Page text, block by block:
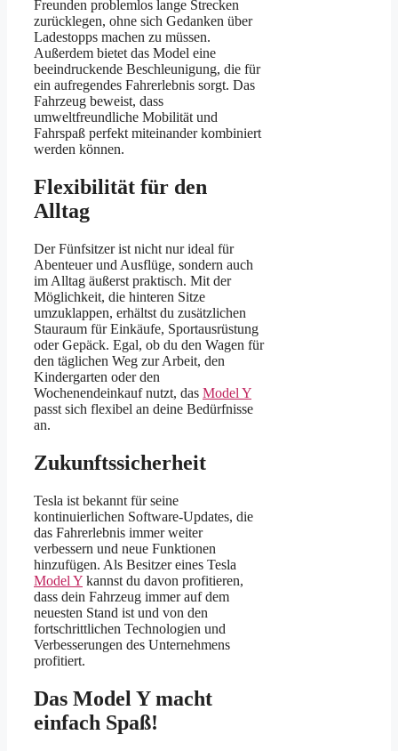
Freunden problemlos lange Strecken
zurücklegen, ohne sich Gedanken über
Ladestopps machen zu müssen.
Außerdem bietet das Model eine
beeindruckende Beschleunigung, die für
ein aufregendes Fahrerlebnis sorgt. Das
Fahrzeug beweist, dass
umweltfreundliche Mobilität und
Fahrspaß perfekt miteinander kombiniert
werden können.
Flexibilität für den
Alltag
Der Fünfsitzer ist nicht nur ideal für
Abenteuer und Ausflüge, sondern auch
im Alltag äußerst praktisch. Mit der
Möglichkeit, die hinteren Sitze
umzuklappen, erhältst du zusätzlichen
Stauraum für Einkäufe, Sportausrüstung
oder Gepäck. Egal, ob du den Wagen für
den täglichen Weg zur Arbeit, den
Kindergarten oder den
Wochenendeinkauf nutzt, das Model Y
passt sich flexibel an deine Bedürfnisse
an.
Zukunftssicherheit
Tesla ist bekannt für seine
kontinuierlichen Software-Updates, die
das Fahrerlebnis immer weiter
verbessern und neue Funktionen
hinzufügen. Als Besitzer eines Tesla
Model Y kannst du davon profitieren,
dass dein Fahrzeug immer auf dem
neuesten Stand ist und von den
fortschrittlichen Technologien und
Verbesserungen des Unternehmens
profitiert.
Das Model Y macht
einfach Spaß!